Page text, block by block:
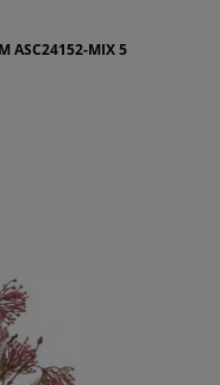
ASC24152-MIX 5